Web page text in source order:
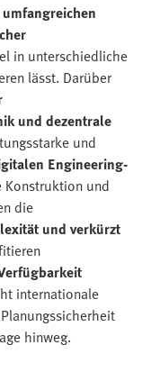
umfangreichen
in unterschiedliche
lässt. Darüber
und dezentrale
und
Engineering-
und
die
und verkürzt
internationale
hinweg.